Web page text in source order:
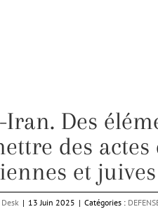
Iran. Des
des
et
| 13 Juin 2025 | Catégories :